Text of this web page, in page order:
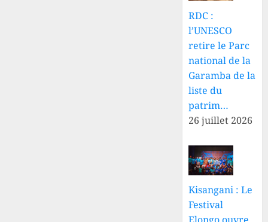
RDC :
l’UNESCO
retire le Parc
national de la
Garamba de la
liste du
patrim…
26 juillet 2026
Kisangani : Le
Festival